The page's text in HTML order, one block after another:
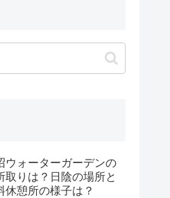
ウォーターガーデンの
取りは？日陰の場所と
休憩所の様子は？